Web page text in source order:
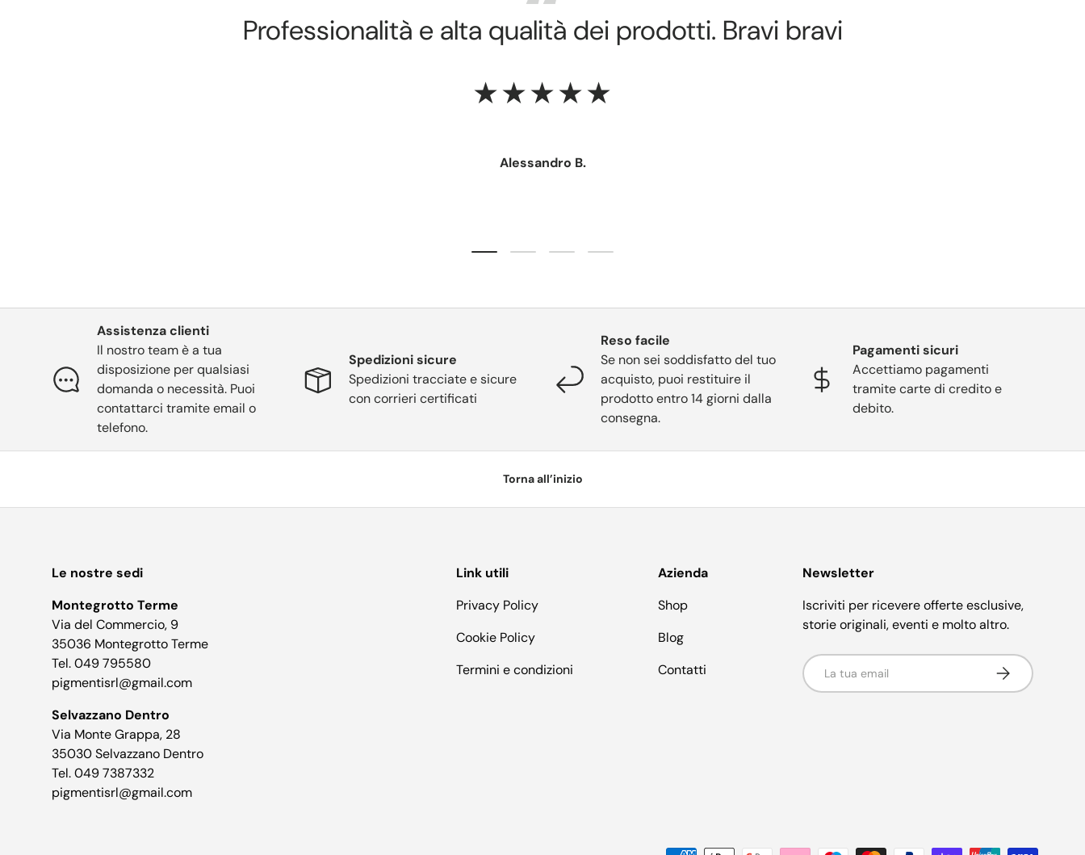
Professionalità e alta qualità dei prodotti. Bravi bravi
★★★★★
Alessandro B.
Carica slide 1 di 4
Carica slide 2 di 4
Carica slide 3 di 4
Carica slide 4 di 4
Assistenza clienti
Il nostro team è a tua
disposizione per qualsiasi
domanda o necessità. Puoi
contattarci tramite email o
telefono.
Spedizioni sicure
Spedizioni tracciate e sicure
con corrieri certificati
Reso facile
Se non sei soddisfatto del tuo
acquisto, puoi restituire il
prodotto entro 14 giorni dalla
consegna.
Pagamenti sicuri
Accettiamo pagamenti
tramite carte di credito e
debito.
Torna all’inizio
Le nostre sedi
Montegrotto Terme
Via del Commercio, 9
35036 Montegrotto Terme
Tel. 049 795580
pigmentisrl@gmail.com
Selvazzano Dentro
Via Monte Grappa, 28
35030 Selvazzano Dentro
Tel. 049 7387332
pigmentisrl@gmail.com
Link utili
Privacy Policy
Cookie Policy
Termini e condizioni
Azienda
Shop
Blog
Contatti
Newsletter
Iscriviti per ricevere offerte esclusive,
storie originali, eventi e molto altro.
Email Iscriviti